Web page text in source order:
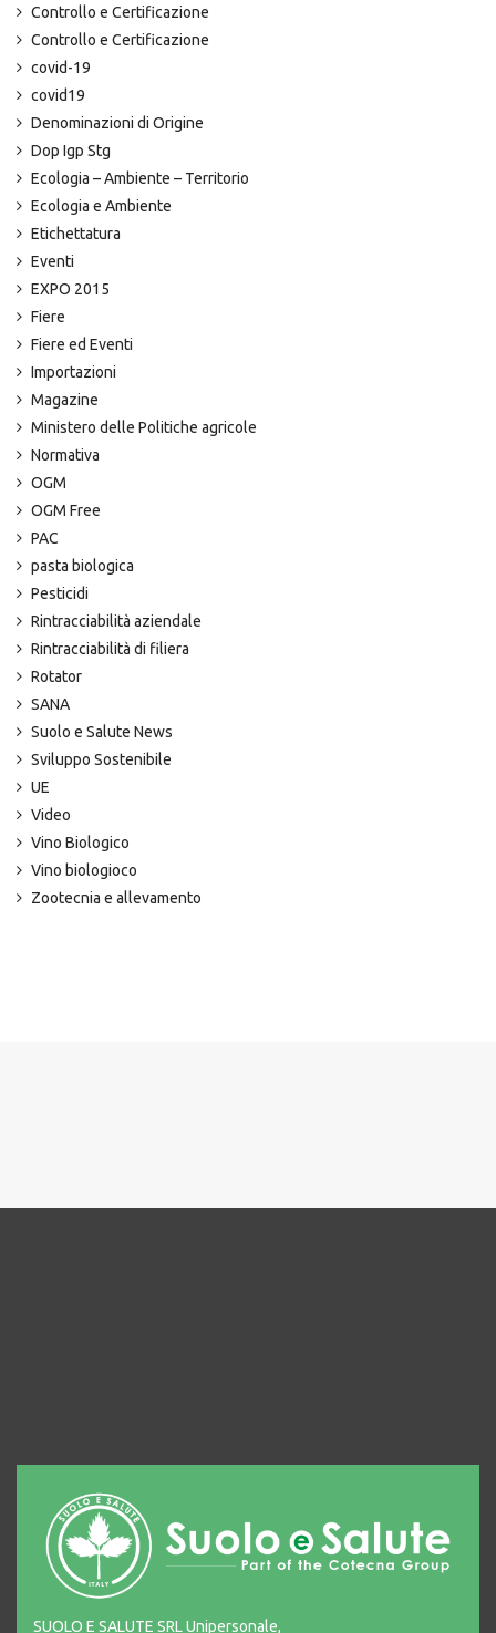
Controllo e Certificazione
Controllo e Certificazione
covid-19
covid19
Denominazioni di Origine
Dop Igp Stg
Ecologia – Ambiente – Territorio
Ecologia e Ambiente
Etichettatura
Eventi
EXPO 2015
Fiere
Fiere ed Eventi
Importazioni
Magazine
Ministero delle Politiche agricole
Normativa
OGM
OGM Free
PAC
pasta biologica
Pesticidi
Rintracciabilità aziendale
Rintracciabilità di filiera
Rotator
SANA
Suolo e Salute News
Sviluppo Sostenibile
UE
Video
Vino Biologico
Vino biologioco
Zootecnia e allevamento
SUOLO E SALUTE SRL Unipersonale,